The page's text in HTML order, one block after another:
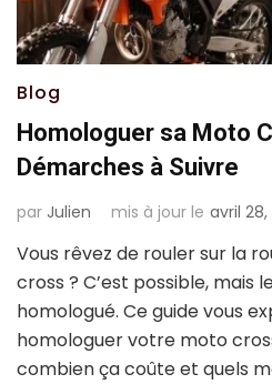
Blog
Homologuer sa Moto
Démarches à Suivre
par Julien mis à jour le avril 28,
Vous rêvez de rouler sur la
cross ? C’est possible, mais
homologué. Ce guide vous
homologuer votre moto
combien ça coûte et quels